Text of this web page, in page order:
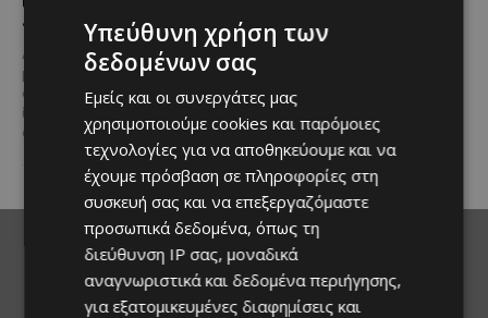
προς το μέλλον
Λίγες αυτοκινητοβιομηχανίες
μπορούν να ισχυριστούν ότι το
όνομά τους έγινε συνώνυμο της
ίδιας της ιστορίας του
αυτοκινήτου. Η...
πεποίθηση ότι ο τουρισμός
αποτελεί μία από τις
σημαντικότερες βιομηχανίες της
Υπεύθυνη χρήση των
δεδομένων σας
Εμείς και οι συνεργάτες μας
χρησιμοποιούμε cookies και παρόμοιες
τεχνολογίες για να αποθηκεύουμε και να
έχουμε πρόσβαση σε πληροφορίες στη
συσκευή σας και να επεξεργαζόμαστε
προσωπικά δεδομένα, όπως τη
διεύθυνση IP σας, μοναδικά
αναγνωριστικά και δεδομένα περιήγησης,
για εξατομικευμένες διαφημίσεις και